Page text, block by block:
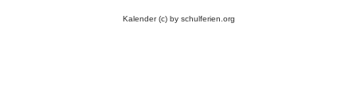
Kalender(c) by schulferien.org